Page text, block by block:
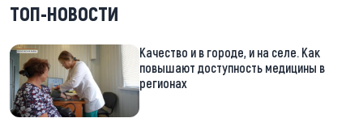
ТОП-НОВОСТИ
Качество и в городе, и на селе. Как
повышают доступность медицины в
регионах